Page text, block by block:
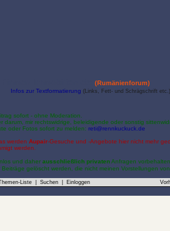
Firmen Immobilien etc(Rumänienforum)
Infos zur Textformatierung (Links, Fett- und Schrägschrift etc.)
sofort - ohne Moderation.
darum, mir rechtswidrige, beleidigende oder sonstig
oder Fotos sofort zu melden: reti@rennkuckuck.de
werdenAupair-Gesuche und -Angebote hier nicht mehr
werden.
und daherausschließlich privatenAnfragen
gelöscht werden, die nicht meinen Vorstellungen
Liste |Suchen Einloggen